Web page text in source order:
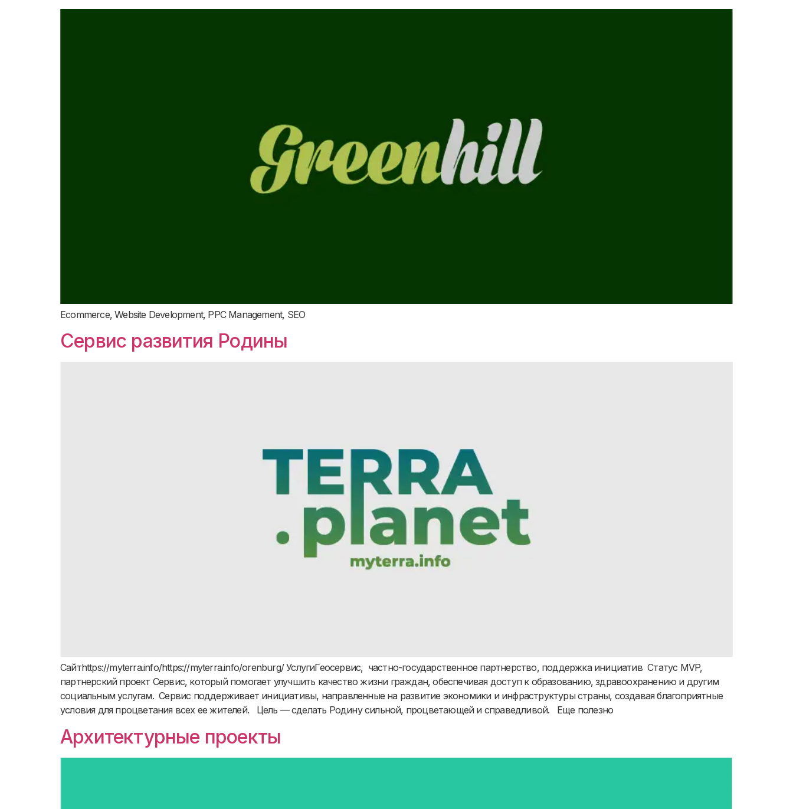
Ecommerce, Website Development, PPC Management, SEO
Сервис развития Родины
Сайтhttps://myterra.info/https://myterra.info/orenburg/ УслугиГеосервис, частно-государственное партнерство, поддержка инициатив Статус MVP,
партнерский проект Сервис, который помогает улучшить качество жизни граждан, обеспечивая доступ к образованию, здравоохранению и другим
социальным услугам. Сервис поддерживает инициативы, направленные на развитие экономики и инфраструктуры страны, создавая благоприятные
условия для процветания всех ее жителей. Цель — сделать Родину сильной, процветающей и справедливой. Еще полезно
Архитектурные проекты